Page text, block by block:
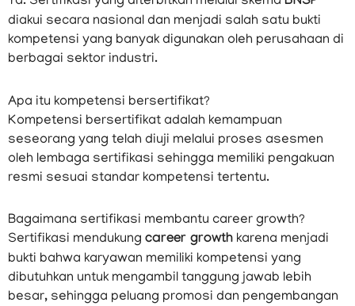
diakui secara nasional dan menjadi salah satu bukti
kompetensi yang banyak digunakan oleh perusahaan di
berbagai sektor industri.
Apa itu kompetensi bersertifikat?
Kompetensi bersertifikat adalah kemampuan
seseorang yang telah diuji melalui proses asesmen
oleh lembaga sertifikasi sehingga memiliki pengakuan
resmi sesuai standar kompetensi tertentu.
Bagaimana sertifikasi membantu career growth?
Sertifikasi mendukung career growth karena menjadi
bukti bahwa karyawan memiliki kompetensi yang
dibutuhkan untuk mengambil tanggung jawab lebih
besar, sehingga peluang promosi dan pengembangan